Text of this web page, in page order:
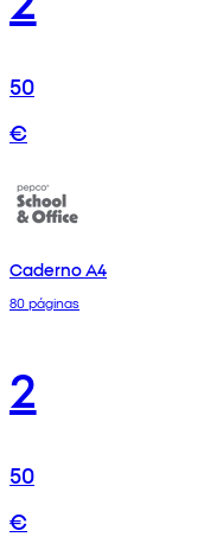
50
€
Caderno A4
80 páginas
2
50
€